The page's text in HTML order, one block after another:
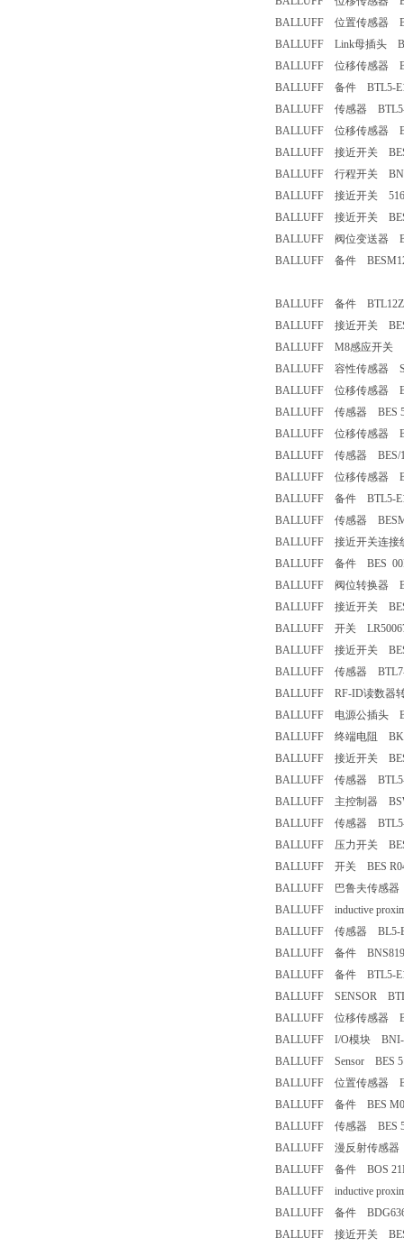
BALLUFF 位置传感器
BALLUFF Link母插头
BALLUFF 位移传感器
BALLUFF 备件 BTL5-
BALLUFF 传感器 BTL5-
BALLUFF 位移传感器
BALLUFF 接近开关
BALLUFF 行程开关
BALLUFF 接近开关 516-
BALLUFF 接近开关
BALLUFF 阀位变送器
BALLUFF 备件
BALLUFF 备件
BALLUFF 接近开关 BES
BALLUFF M8感应开关
BALLUFF 容性传感器
BALLUFF 位移传感器
BALLUFF 传感器 BES
BALLUFF 位移传感器
BALLUFF 传感器 BES/
BALLUFF 位移传感器
BALLUFF 备件 BTL5-
BALLUFF 传感器
BALLUFF 接近开关连接
BALLUFF 备件 BES
BALLUFF 阀位转换器
BALLUFF 接近开关
BALLUFF 开关
BALLUFF 接近开关
BALLUFF 传感器 BTL7-
BALLUFF RF-ID读数器
BALLUFF 电源公插头
BALLUFF 终端电阻
BALLUFF 接近开关
BALLUFF 传感器 BTL5-
BALLUFF 主控制器
BALLUFF 传感器 BTL5-
BALLUFF 压力开关
BALLUFF 开关 BES
BALLUFF 巴鲁夫传感器
BALLUFF inductive
BALLUFF 传感器 BL5-
BALLUFF 备件
BALLUFF 备件 BTL5-
BALLUFF SENSOR
BALLUFF 位移传感器
BALLUFF I/O模块 BNI-
BALLUFF Sensor BES
BALLUFF 位置传感器
BALLUFF 备件 BES
BALLUFF 传感器 BES
BALLUFF 漫反射传感器
BALLUFF 备件 BOS
BALLUFF inductive
BALLUFF 备件
BALLUFF 接近开关